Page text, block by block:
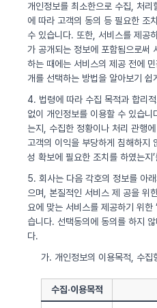
개인정보를 최소한으로 수집, 처
에 따라 고객의 동의 등 필요한 조
수 있습니다. 또한, 서비스를 제공
가 공개되는 정보에 포함됨으로써
하는 때에는 서비스의 제공 전에
개를 선택하는 방법을 알아보기 쉽
4. 법령에 따라 수집 목적과 합리
없이 개인정보를 이용할 수 있습니
는지, 수집한 정황이나 처리 관행
고객의 이익을 부당하게 침해하지
성 확보에 필요한 조치를 하였는지
5. 회사는 다음 각호의 정보를 아
으며, 본질적인 서비스 제 공을 위
요에 맞는 서비스를 제공하기 위한
습니다. 선택동의에 동의를 하지
다.
가. 개인정보의 이용목적, 수집
수집·이용목적